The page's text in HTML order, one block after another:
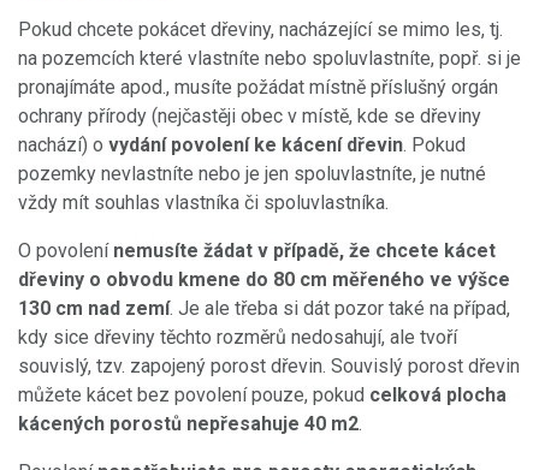
Pokud chcete pokácet dřeviny, nacházející se mimo les, tj.
na pozemcích které vlastníte nebo spoluvlastníte, popř. si je
pronajímáte apod., musíte požádat místně příslušný orgán
ochrany přírody (nejčastěji obec v místě, kde se dřeviny
nachází) o vydání povolení ke kácení dřevin. Pokud
pozemky nevlastníte nebo je jen spoluvlastníte, je nutné
vždy mít souhlas vlastníka či spoluvlastníka.
O povolení nemusíte žádat v případě, že chcete kácet
dřeviny o obvodu kmene do 80 cm měřeného ve výšce
130 cm nad zemí. Je ale třeba si dát pozor také na případ,
kdy sice dřeviny těchto rozměrů nedosahují, ale tvoří
souvislý, tzv. zapojený porost dřevin. Souvislý porost dřevin
můžete kácet bez povolení pouze, pokud celková plocha
kácených porostů nepřesahuje 40 m2.